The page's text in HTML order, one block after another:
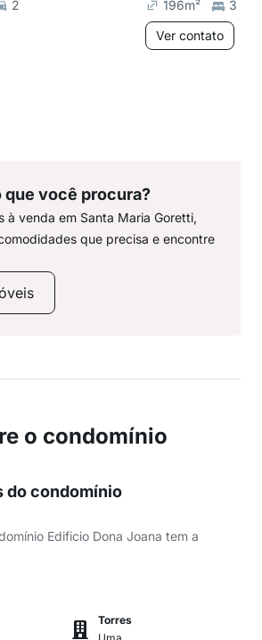
2
196m²
3
Ver contato
que você procura?
à venda em Santa Maria Goretti,
que precisa e encontre
o condomínio
do condomínio
Edificio Dona Joana tem a
Torres